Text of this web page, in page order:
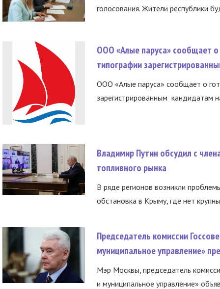
голосования. Жители республики
ООО «Алые паруса» сообщает о
типографии
ООО «Алые паруса» сообщает о
зарегистрированным кандидатам
Владимир Путин обсудил с
топливного рынка
В ряде регионов возникли
обстановка в Крыму, где нет
Председатель комиссии
муниципальное управление»
Мэр Москвы, председатель
и муниципальное управление»